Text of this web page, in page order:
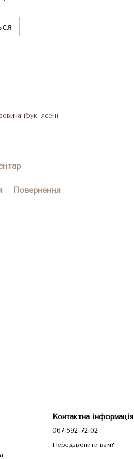
(бук, ясен)
Повернення
Контактна інформація
067 592-72-02
Передзвонити вам?